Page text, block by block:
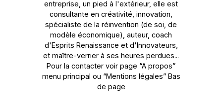
entreprise, un pied à l'extérieur, elle est
consultante en créativité, innovation,
spécialiste de la réinvention (de soi, de
modèle économique), auteur, coach
d'Esprits Renaissance et d'Innovateurs,
et maître-verrier à ses heures perdues...
Pour la contacter voir page “A propos”
menu principal ou “Mentions légales” Bas
de page